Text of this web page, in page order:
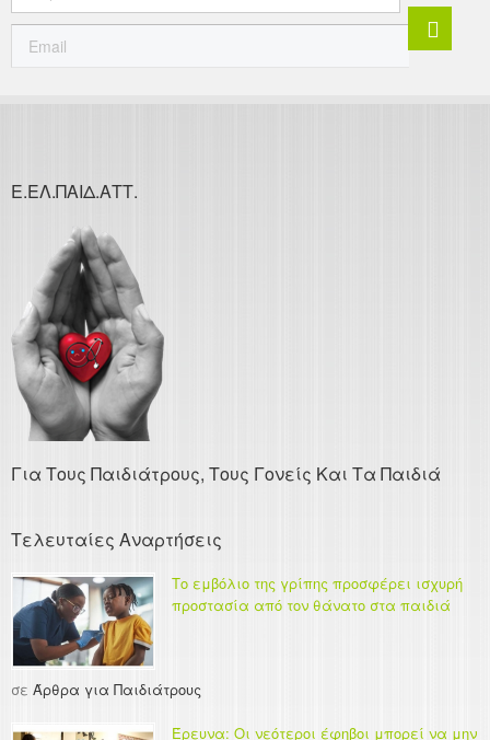
Ε.ΕΛ.ΠΑΙΔ.ΑΤΤ.
Για Τους Παιδιάτρους, Τους Γονείς Και Τα Παιδιά
Τελευταίες Αναρτήσεις
Το εμβόλιο της γρίπης προσφέρει ισχυρή
προστασία από τον θάνατο στα παιδιά
σε Άρθρα για Παιδιάτρους
Έρευνα: Οι νεότεροι έφηβοι μπορεί να μην